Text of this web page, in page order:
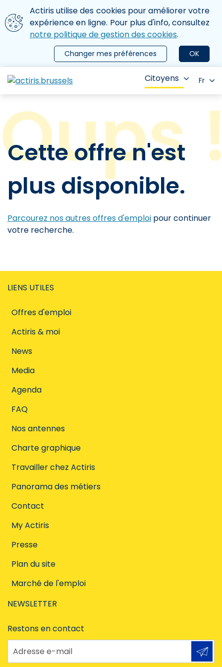
Aller au contenu principal
Nous utilisons des cookies
Actiris utilise des cookies pour améliorer votre
expérience en ligne. Pour plus d'info, consultez
notre politique de gestion des cookies.
OK
Changer mes préférences
le menu
Citoyens Fr
Cette offre n'est
plus disponible.
Parcourez nos autres offres d'emploi pour continuer
votre recherche.
LIENS UTILES
Offres d'emploi
Actiris & moi
News
Media
Agenda
FAQ
Nos antennes
Charte graphique
Travailler chez Actiris
Panorama des métiers
Contact
My Actiris
Presse
Plan du site
Marché de l'emploi
NEWSLETTER
Restons en contact
Adresse e-mail